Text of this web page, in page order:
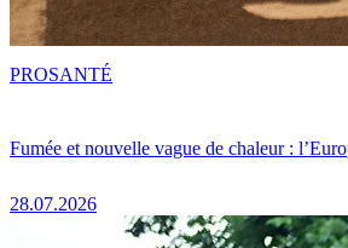
Fumée et nouvelle vague de chaleur :
28.07.2026
PROSANTÉ